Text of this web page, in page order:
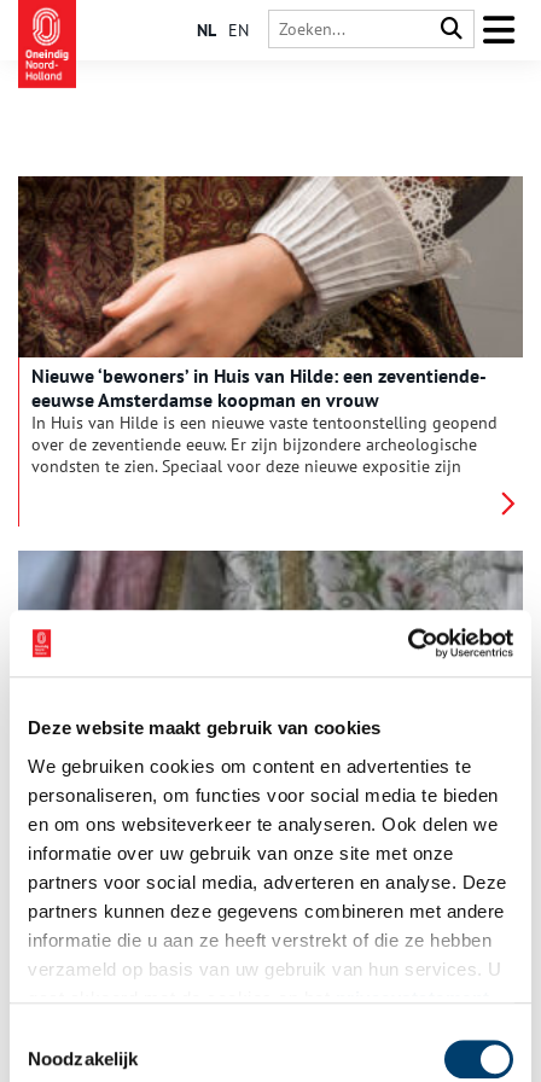
Deze website maakt gebruik van cookies
We gebruiken cookies om content en advertenties te
personaliseren, om functies voor social media te bieden
en om ons websiteverkeer te analyseren. Ook delen we
informatie over uw gebruik van onze site met onze
partners voor social media, adverteren en analyse. Deze
partners kunnen deze gegevens combineren met andere
informatie die u aan ze heeft verstrekt of die ze hebben
verzameld op basis van uw gebruik van hun services. U
Noodzakelijk
NL EN
Nieuwe ‘bewoners’ in Huis van Hilde: een zeventiende-
eeuwse Amsterdamse koopman en vrouw
In Huis van Hilde is een nieuwe vaste tentoonstelling geopend
over de zeventiende eeuw. Er zijn bijzondere archeologische
vondsten te zien. Speciaal voor deze nieuwe expositie zijn
Spruijt van Het Atelier van Toen.
trans­for­meer­den tot pries­ter­ge­wa­den
Een priestergewaad waarvan de zijden stof al eerder over een
dansvloer heeft gezwierd. In de achttiende eeuw kwam het
voor dat galajaponnen (robes à la française) werden vermaakt
tot priestergewaden. Maar hoe kon deze transformatie van
wereldlijke kleding naar sacraal gewaad vorm krijgen? Of met
andere woorden: hoe werd ‘aardse stof tot hemels lof’?